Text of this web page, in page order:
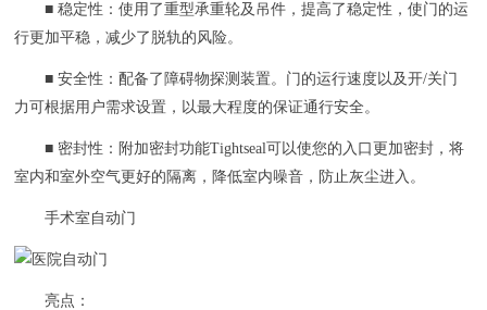
■ 稳定性：使用了重型承重轮及吊件，提高了稳定性，使门的运
行更加平稳，减少了脱轨的风险。
■ 安全性：配备了障碍物探测装置。门的运行速度以及开/关门
力可根据用户需求设置，以最大程度的保证通行安全。
■ 密封性：附加密封功能Tightseal可以使您的入口更加密封，将
室内和室外空气更好的隔离，降低室内噪音，防止灰尘进入。
手术室自动门
亮点：